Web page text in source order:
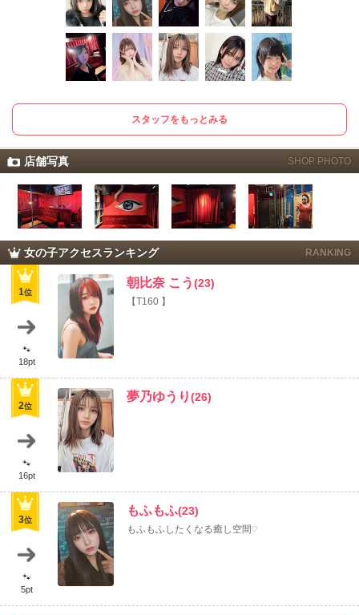
カラオケ置いてません。
歌に邪魔されずに “トーク一本勝負”。
ャップに沼る人が続出中なんです。ガッツリ飲みたい人も、まったり語りたい
人も、どっちもアリ。ノリ良すぎてまるで友達んちで宅飲みしてる感覚になる
から、初見でも変な緊張は絶対ありません。
料金も良心的すぎてちょっと引く…と、もっぱらの噂！1セット60分3,000円＋
税、よくある「サービス料金」とかナシ。しかも無理にボトル開けさせようと
かしてこないし、飲みペースも超ゆるくいけちゃいます。(明朗会計すぎて泣け
てくる…)
と、いうことで！
お一人はもちろん団体でのご来店も大歓迎だから、オタ友との打ち上げにもい
いし、ちょっと刺激ほしい会社帰りの寄り道にもGood♪「最近ガルバ飽きたな
～」って人、次、味変で来てみるのはいかがですぅ？
男の娘とかニューハーフにちょっと興味あるけど、まだ行ったことないって人
にもめちゃくちゃ入りやすい雰囲気。Midnight Escapeは “ジェンダー” とか “カ
テゴリ” とか、ぜんぶどうでもよくなる解放的な空間です。
かわいさと優しさが溢れてて、それに包まれるだけでちょっと救われる夜、あ
ります。あなたが探してた “プチ異世界” な飲み場所はここですよ♪
スタッフをもっとみる
店舗写真 SHOP PHOTO
女の子アクセスランキング RANKING
1位
🐾
18pt
朝比奈 こう(23)
【T160 】
2位
🐾
16pt
夢乃ゆうり(26)
3位
🐾
5pt
もふもふ(23)
もふもふしたくなる癒し空間♡